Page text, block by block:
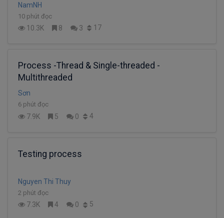
NamNH
10 phút đọc
10.3K 8 3 17
Process -Thread & Single-threaded -
Multithreaded
Sơn
6 phút đọc
7.9K 5 0 4
Testing process
Nguyen Thi Thuy
2 phút đọc
7.3K 4 0 5